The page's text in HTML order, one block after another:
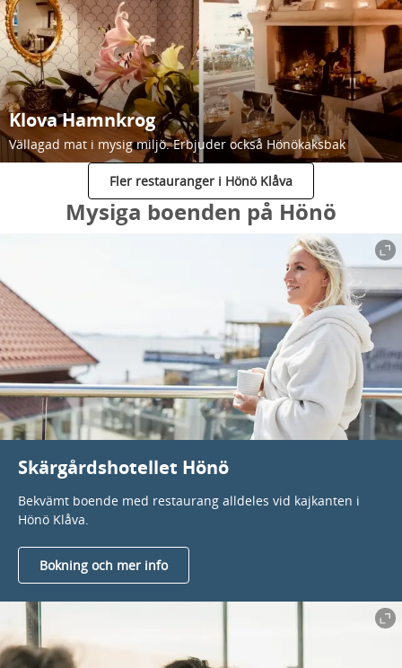
Klova Hamnkrog
Vällagad mat i mysig miljö. Erbjuder också Hönökaksbak
Fler restauranger i Hönö Klåva
Mysiga boenden på Hönö
Skärgårdshotellet Hönö
Bekvämt boende med restaurang alldeles vid kajkanten i
Hönö Klåva.
Bokning och mer info